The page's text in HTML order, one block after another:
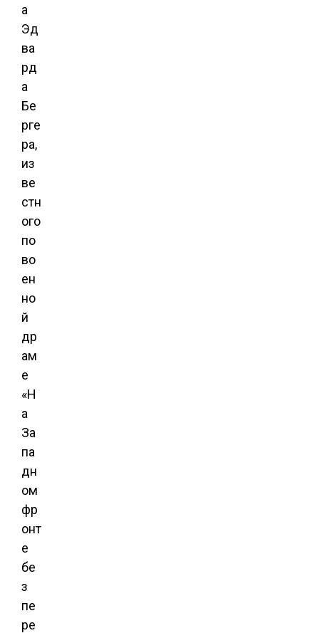
а
Эд
ва
рд
а
Бе
рге
ра,
из
ве
стн
ого
по
во
ен
но
й
др
ам
е
«Н
а
За
па
дн
ом
фр
онт
е
бе
з
пе
ре